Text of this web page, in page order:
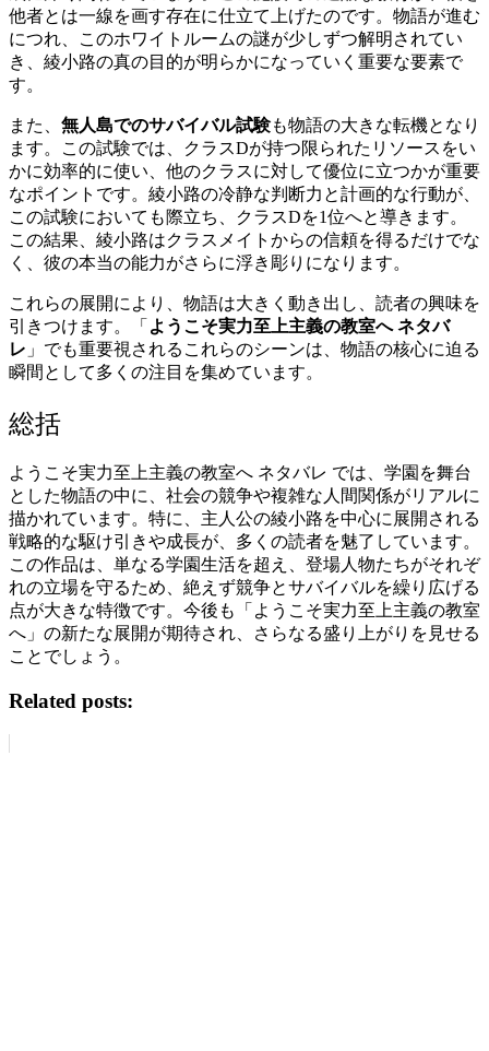
他者とは一線を画す存在に仕立て上げたのです。物語が進む
につれ、このホワイトルームの謎が少しずつ解明されてい
き、綾小路の真の目的が明らかになっていく重要な要素で
す。
また、 無人島でのサバイバル試験も物語の大きな転機となり
ます。この試験では、クラスDが持つ限られたリソースをい
かに効率的に使い、他のクラスに対して優位に立つかが重要
なポイントです。綾小路の冷静な判断力と計画的な行動が、
この試験においても際立ち、クラスDを1位へと導きます。
この結果、綾小路はクラスメイトからの信頼を得るだけでな
く、彼の本当の能力がさらに浮き彫りになります。
これらの展開により、物語は大きく動き出し、読者の興味を
引きつけます。「 ようこそ実力至上主義の教室へ ネタバ
レ 」でも重要視されるこれらのシーンは、物語の核心に迫る
瞬間として多くの注目を集めています。
総括
ようこそ実力至上主義の教室へ ネタバレ では、学園を舞台
とした物語の中に、社会の競争や複雑な人間関係がリアルに
描かれています。特に、主人公の綾小路を中心に展開される
戦略的な駆け引きや成長が、多くの読者を魅了しています。
この作品は、単なる学園生活を超え、登場人物たちがそれぞ
れの立場を守るため、絶えず競争とサバイバルを繰り広げる
点が大きな特徴です。今後も「ようこそ実力至上主義の教室
へ」の新たな展開が期待され、さらなる盛り上がりを見せる
ことでしょう。
Related posts: